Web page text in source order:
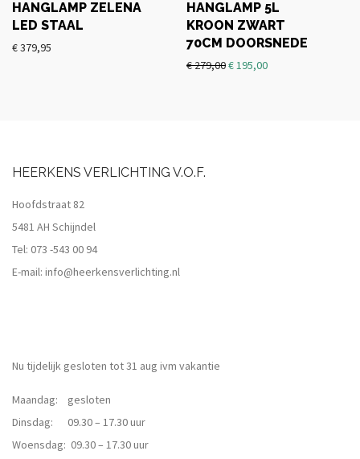
HANGLAMP ZELENA
LED STAAL
€379,95
HANGLAMP 5L
KROON ZWART
70CM DOORSNEDE
€279,00€195,00
HEERKENS VERLICHTING V.O.F.
Hoofdstraat 82
5481 AH Schijndel
Tel: 073 -543 00 94
E-mail: info@heerkensverlichting.nl
Nu tijdelijk gesloten tot 31 aug ivm vakantie
Maandag: gesloten
Dinsdag: 09.30 – 17.30 uur
Woensdag: 09.30 – 17.30 uur